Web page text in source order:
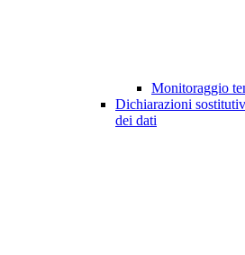
Monitoraggio
Dichiarazioni
dei dati